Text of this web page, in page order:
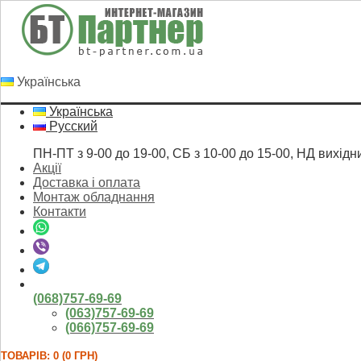
Українська
Українська
Русский
ПН-ПТ з 9-00 до 19-00, СБ з 10-00 до 15-00, НД
Акції
Доставка і оплата
Монтаж обладнання
Контакти
(068)757-69-69
(063)757-69-69
(066)757-69-69
ТОВАРІВ: 0 (0 ГРН)